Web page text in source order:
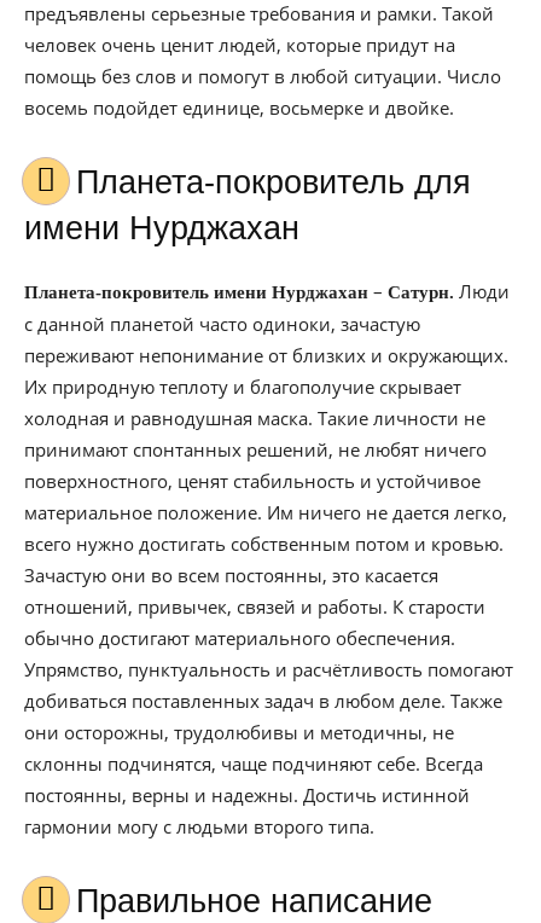
предъявлены серьезные требования и рамки. Такой
человек очень ценит людей, которые придут на
помощь без слов и помогут в любой ситуации. Число
восемь подойдет единице, восьмерке и двойке.
Планета-покровитель для
имени Нурджахан
Планета-покровитель имени Нурджахан – Сатурн. Люди
с данной планетой часто одиноки, зачастую
переживают непонимание от близких и окружающих.
Их природную теплоту и благополучие скрывает
холодная и равнодушная маска. Такие личности не
принимают спонтанных решений, не любят ничего
поверхностного, ценят стабильность и устойчивое
материальное положение. Им ничего не дается легко,
всего нужно достигать собственным потом и кровью.
Зачастую они во всем постоянны, это касается
отношений, привычек, связей и работы. К старости
обычно достигают материального обеспечения.
Упрямство, пунктуальность и расчётливость помогают
добиваться поставленных задач в любом деле. Также
они осторожны, трудолюбивы и методичны, не
склонны подчинятся, чаще подчиняют себе. Всегда
постоянны, верны и надежны. Достичь истинной
гармонии могу с людьми второго типа.
Правильное написание